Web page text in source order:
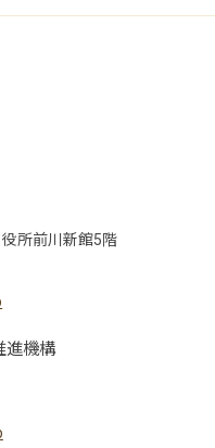
所前川新館5階
進機構